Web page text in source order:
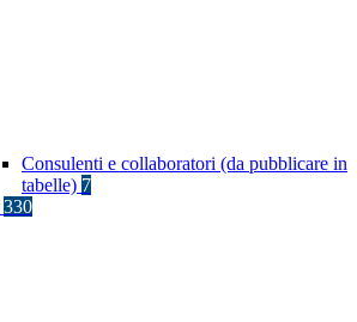
Consulenti e collaboratori (da pubblicare in
tabelle) 7
330